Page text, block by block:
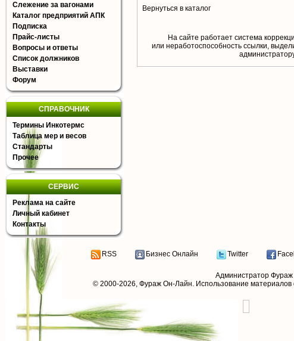
Слежение за вагонами
Каталог предприятий АПК
Подписка
Прайс-листы
Вопросы и ответы
Список должников
Выставки
Форум
СПРАВОЧНИК
Термины Инкотермс
Таблица мер и весов
Стандарты
Прочее
СЕРВИС
Реклама на сайте
Личный кабинет
Контакты
Вернуться в каталог
На сайте работает система
или неработоспособность ссылки,
RSS Бизнес Онлайн Twitter
Администратор
© 2000-2026, Фураж Он-Лайн. Использование